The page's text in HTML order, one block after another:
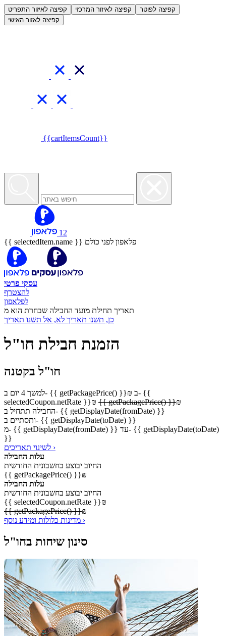
קפיצה לאיזור התפריט קפיצה לאיזור המרכזי
קפיצה לפוטר
קפיצה לאזור האישי
{{cartItemsCount}}
12
{{ selectedItem.name }} פלאפון לפני כולם
עסקי פרטי
להצטרף
לפלאפון
תאריך תחילת מועד החבילה שבחרת הוא מ
כן, תשנו תאריך לא, אל תשנו תאריך
הזמנת חבילת חו"ל
חו"ל בקטנה
למשך 4 יוםב- {{ getPackagePrice() }}₪ ב- {{
selectedCoupon.netRate }}₪ {{ getPackagePrice() }}₪
החבילה תתחיל ב- {{ getDisplayDate(fromDate) }}
ותסתיים ב- {{ getDisplayDate(toDate) }}
מ- {{ getDisplayDate(fromDate) }} עד- {{ getDisplayDate(toDate)
}}
לשינוי תאריכים ›
עלות החבילה
החיוב יבוצע בחשבונית החודשית
{{ getPackagePrice() }}₪
עלות החבילה
החיוב יבוצע בחשבונית החודשית
{{ selectedCoupon.netRate }}₪
{{ getPackagePrice() }}₪
מדינות כלולות ומידע נוסף ›
סינון שיחות בחו"ל